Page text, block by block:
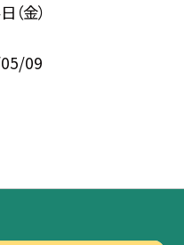
（金）
09